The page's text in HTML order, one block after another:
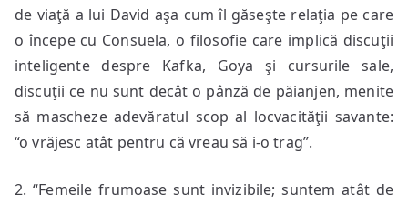
de viaţă a lui David aşa cum îl găseşte relaţia pe care
o începe cu Consuela, o filosofie care implică discuţii
inteligente despre Kafka, Goya şi cursurile sale,
discuţii ce nu sunt decât o pânză de păianjen, menite
să mascheze adevăratul scop al locvacităţii savante:
“o vrăjesc atât pentru că vreau să i-o trag”.
2. “Femeile frumoase sunt invizibile; suntem atât de